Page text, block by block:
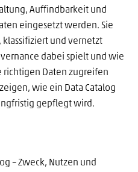
Auffindbarkeit und
eingesetzt werden. Sie
klassifiziert und vernetzt
dabei spielt und wie
Daten zugreifen
wie ein Data Catalog
gepflegt wird.
– Zweck, Nutzen und